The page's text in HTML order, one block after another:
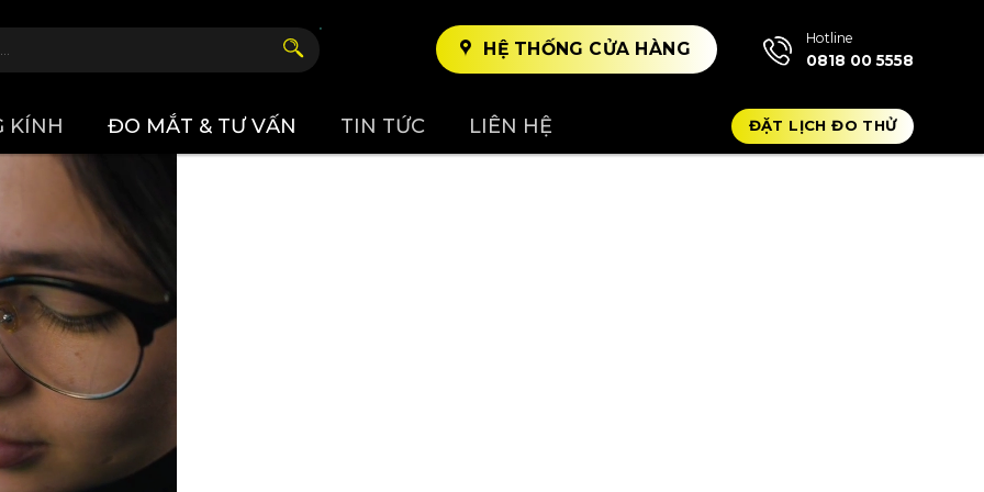
HỆ THỐNG CỬA HÀNG
Hotline
0818 00 5558
KÍNH ĐO MẮT & TƯ VẤN TIN TỨC LIÊN HỆ ĐẶT LỊCH ĐO THỬ
Đo mắt & tư vấn
Trang chủ